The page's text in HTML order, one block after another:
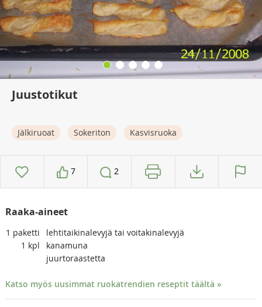
Juustotikut
Jälkiruoat Sokeriton Kasvisruoka
7 2
Raaka-aineet
1 paketti
lehtitaikinalevyjä tai voitakinalevyjä
1 kpl
kanamuna
juurtoraastetta
Katso myös uusimmat ruokatrendien reseptit täältä »